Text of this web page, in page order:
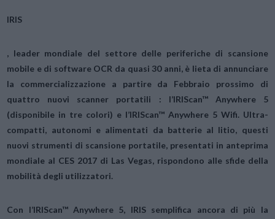
IRIS
, leader mondiale del settore delle periferiche di scansione
mobile e di software OCR da quasi 30 anni, è lieta di annunciare
la commercializzazione a partire da Febbraio prossimo di
quattro nuovi scanner portatili : l’IRIScan™ Anywhere 5
(disponibile in tre colori) e l’IRIScan™ Anywhere 5 Wifi. Ultra-
compatti, autonomi e alimentati da batterie al litio, questi
nuovi strumenti di scansione portatile, presentati in anteprima
mondiale al CES 2017 di Las Vegas, rispondono alle sfide della
mobilità degli utilizzatori.
Con l’IRIScan™ Anywhere 5, IRIS semplifica ancora di più la